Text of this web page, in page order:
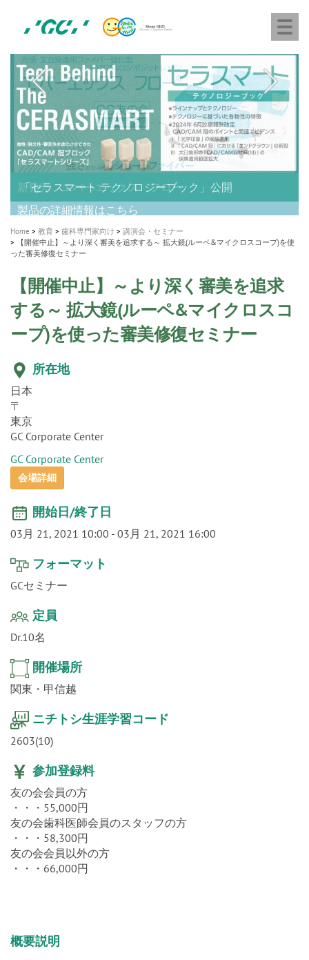
content
社
ジ
ー
シ
ー
A healthy smile greatly contributes to your quality of life
新発売 エバーエックス フロー
製品の詳細情報はこちら
「セラスマート テクノロジーブック」公開
「イニシャル LiSi（リジ）ブロック テクノロジーブッ
ク」公開
歯を内部まで白くする
医療ホワイトニング ティオン®
新製品 イオム ナゴミ for DH
専用サイトはこちら
新製品バキュクレーブ 118 / 318 Prime
製品の詳細情報はこちら
インプラント Aadva®
ショートインプラント新発売
GCグループ企業
Home 教育 歯科専門家向け
講演会・セミナー
【開催中止】～より深く審美を追求する～ 拡大鏡(ルーペ&マイクロスコープ)を使
った審美修復セミナー
【開催中止】～より深く審美を追求
する～ 拡大鏡(ルーペ&マイクロスコ
ープ)を使った審美修復セミナー
日本
〒
東京
GC Corporate Center
GC Corporate Center
会場詳細
03月 21, 2021 10:00-
GCセミナー
Dr.10名
関東・甲信越
2603(10)
友の会会員の方
・・・55,000円
友の会歯科医師会員のスタッフの方
・・・58,300円
友の会会員以外の方
・・・66,000円
説明